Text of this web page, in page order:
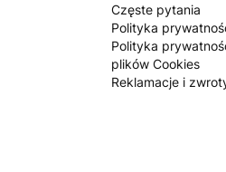
Częste pytania
Polityka
Polityka
plików Cookies
Reklamacje i